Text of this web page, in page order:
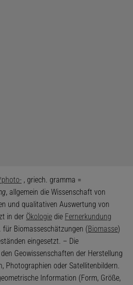
, griech. gramma =
, allgemein die Wissenschaft von
und qualitativen Auswertung von
in der Ökologie die Fernerkundung
für Biomasseschätzungen (Biomasse)
eingesetzt. – Die
Geowissenschaften der Herstellung
Photographien oder Satellitenbildern.
Information (Form, Größe,